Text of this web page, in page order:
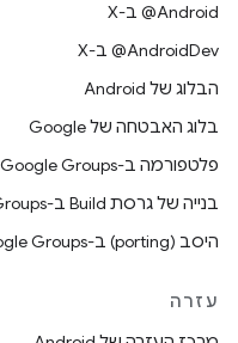
‫‎@Android ב-X
‫‎@AndroidDev ב-X
הבלוג של Android
בלוג האבטחה של Google
פלטפורמה ב-Google Groups
בנייה של גרסת Build ב-Google Groups
היסב (porting) ב-Google Groups
עזרה